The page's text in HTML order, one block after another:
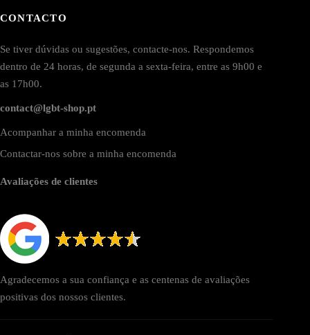
CONTACTO
Se tiver dúvidas ou sugestões, contacte-nos. Respondemos
dentro de 24 horas, de segunda a sexta-feira, entre as 9h00 e
as 17h00.
contact@lgbt-shop.pt
Acompanhar a minha encomenda
Contactar-nos sobre a minha encomenda
Avaliações de clientes
Agradecemos a sua confiança e as centenas de avaliações
positivas dos nossos clientes.